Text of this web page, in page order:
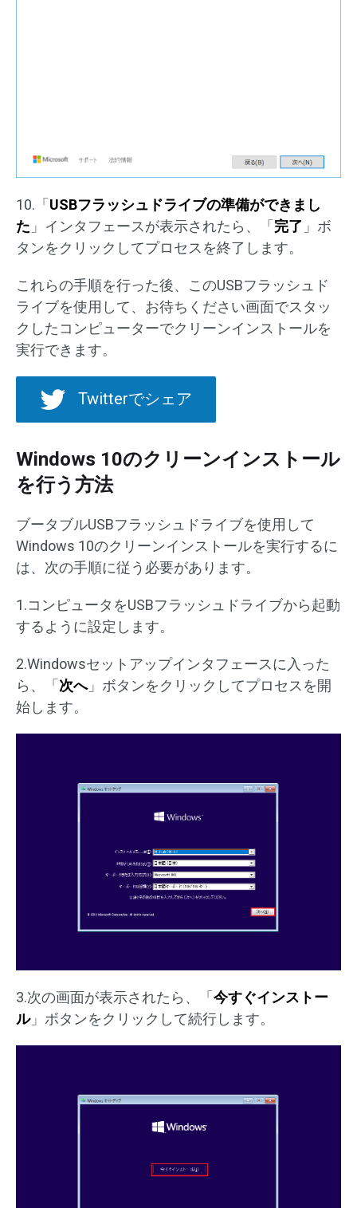
10.「USBフラッシュドライブの準備ができまし
た 」インタフェースが表示されたら、「完了 」ボ
タンをクリックしてプロセスを終了します。
これらの手順を行った後、このUSBフラッシュド
ライブを使用して、お待ちください画面でスタッ
クしたコンピューターでクリーンインストールを
実行できます。
Twitterでシェア
Windows 10のクリーンインストール
を行う方法
ブータブルUSBフラッシュドライブを使用して
Windows 10のクリーンインストールを実行するに
は、次の手順に従う必要があります。
1.コンピュータをUSBフラッシュドライブから起動
するように設定します。
2.Windowsセットアップインタフェースに入った
ら、「 次へ」ボタンをクリックしてプロセスを開
始します。
3.次の画面が表示されたら、「今すぐインストー
ル」ボタンをクリックして続行します。